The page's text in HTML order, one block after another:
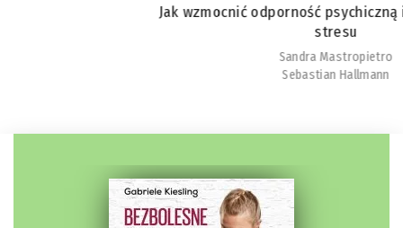
Jak wzmocnić odporność psychiczną i obniżyć poziom